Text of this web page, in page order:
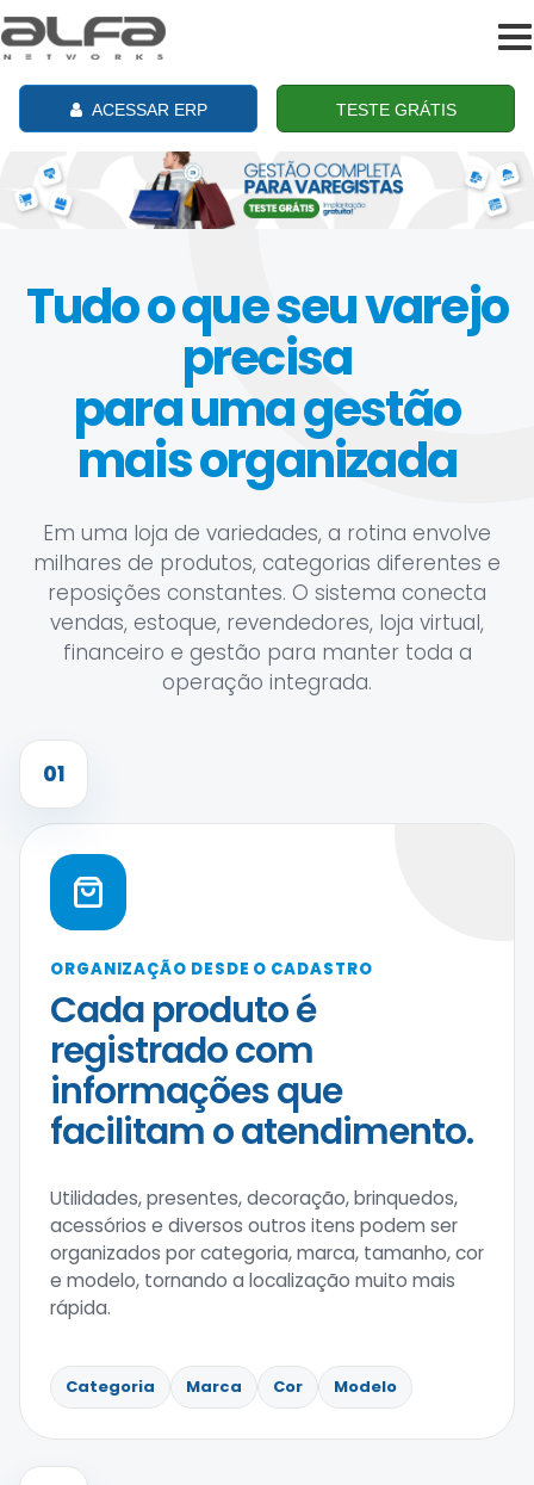
ACESSAR ERP TESTE GRÁTIS
Tudo o que seu varejo
precisa
para uma gestão
mais organizada
Em uma loja de variedades, a rotina envolve
milhares de produtos, categorias diferentes e
reposições constantes. O sistema conecta
vendas, estoque, revendedores, loja virtual,
financeiro e gestão para manter toda a
operação integrada.
01
ORGANIZAÇÃO DESDE O CADASTRO
Cada produto é
registrado com
informações que
facilitam o atendimento.
Utilidades, presentes, decoração, brinquedos,
acessórios e diversos outros itens podem ser
organizados por categoria, marca, tamanho, cor
e modelo, tornando a localização muito mais
rápida.
Categoria Marca Cor Modelo